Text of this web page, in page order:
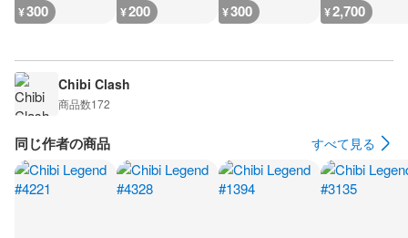
¥300 ¥200 ¥300 ¥2,700
Chibi Clash
商品数172
同じ作者の商品 すべて見る